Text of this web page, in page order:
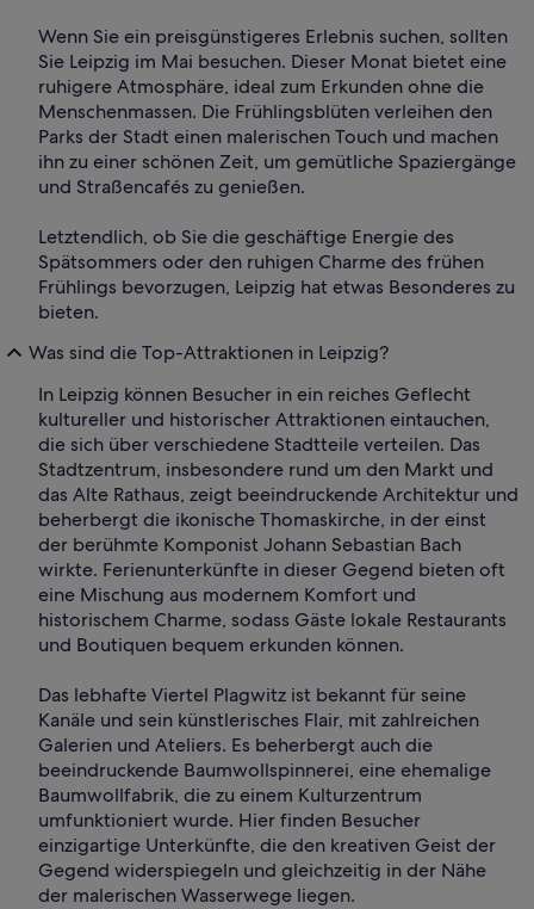
Wenn Sie ein preisgünstigeres Erlebnis suchen, sollten
Sie Leipzig im Mai besuchen. Dieser Monat bietet eine
ruhigere Atmosphäre, ideal zum Erkunden ohne die
Menschenmassen. Die Frühlingsblüten verleihen den
Parks der Stadt einen malerischen Touch und machen
ihn zu einer schönen Zeit, um gemütliche Spaziergänge
und Straßencafés zu genießen.
Letztendlich, ob Sie die geschäftige Energie des
Spätsommers oder den ruhigen Charme des frühen
Frühlings bevorzugen, Leipzig hat etwas Besonderes zu
bieten.
Was sind die Top-Attraktionen in Leipzig?
In Leipzig können Besucher in ein reiches Geflecht
kultureller und historischer Attraktionen eintauchen,
die sich über verschiedene Stadtteile verteilen. Das
Stadtzentrum, insbesondere rund um den Markt und
das Alte Rathaus, zeigt beeindruckende Architektur und
beherbergt die ikonische Thomaskirche, in der einst
der berühmte Komponist Johann Sebastian Bach
wirkte. Ferienunterkünfte in dieser Gegend bieten oft
eine Mischung aus modernem Komfort und
historischem Charme, sodass Gäste lokale Restaurants
und Boutiquen bequem erkunden können.
Das lebhafte Viertel Plagwitz ist bekannt für seine
Kanäle und sein künstlerisches Flair, mit zahlreichen
Galerien und Ateliers. Es beherbergt auch die
beeindruckende Baumwollspinnerei, eine ehemalige
Baumwollfabrik, die zu einem Kulturzentrum
umfunktioniert wurde. Hier finden Besucher
einzigartige Unterkünfte, die den kreativen Geist der
Gegend widerspiegeln und gleichzeitig in der Nähe
der malerischen Wasserwege liegen.